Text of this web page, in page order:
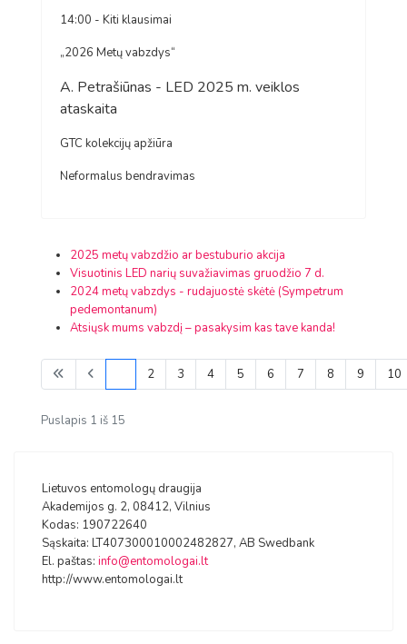
14:00 - Kiti klausimai
„2026 Metų vabzdys“
A. Petrašiūnas - LED 2025 m. veiklos
ataskaita
GTC kolekcijų apžiūra
Neformalus bendravimas
2025 metų vabzdžio ar bestuburio akcija
Visuotinis LED narių suvažiavimas gruodžio 7 d.
2024 metų vabzdys - rudajuostė skėtė (Sympetrum
pedemontanum)
Atsiųsk mums vabzdį – pasakysim kas tave kanda!
2 3 4 5 6 7 8 9 10
Puslapis 1 iš 15
Lietuvos entomologų draugija
Akademijos g. 2, 08412, Vilnius
Kodas: 190722640
Sąskaita: LT407300010002482827, AB Swedbank
El. paštas: info@entomologai.lt
http://www.entomologai.lt